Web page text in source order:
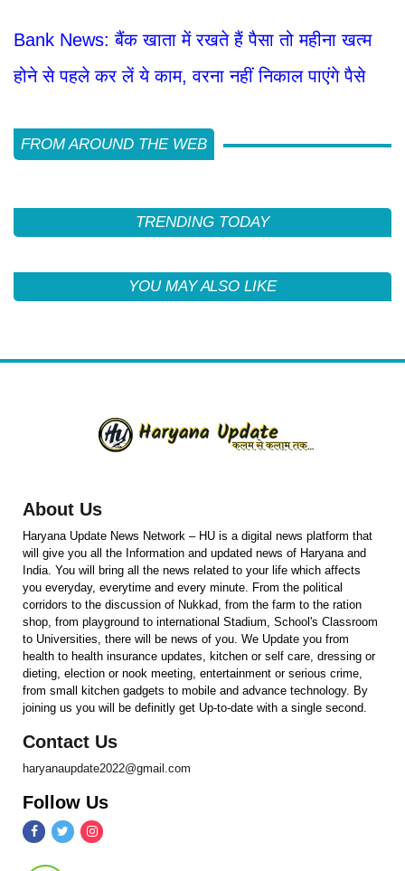
Bank News: बैंक खाता में रखते हैं पैसा तो महीना खत्म
होने से पहले कर लें ये काम, वरना नहीं निकाल पाएंगे पैसे
FROM AROUND THE WEB
TRENDING TODAY
YOU MAY ALSO LIKE
About Us
Haryana Update News Network – HU is a digital news platform that
will give you all the Information and updated news of Haryana and
India. You will bring all the news related to your life which affects
you everyday, everytime and every minute. From the political
corridors to the discussion of Nukkad, from the farm to the ration
shop, from playground to international Stadium, School's Classroom
to Universities, there will be news of you. We Update you from
health to health insurance updates, kitchen or self care, dressing or
dieting, election or nook meeting, entertainment or serious crime,
from small kitchen gadgets to mobile and advance technology. By
joining us you will be definitly get Up-to-date with a single second.
Contact Us
haryanaupdate2022@gmail.com
Follow Us